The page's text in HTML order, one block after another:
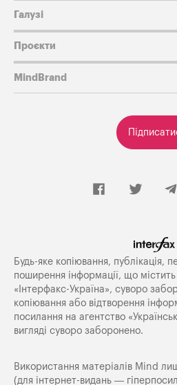
Галузі
Проєкти
MindBrand
Будь-яке копiювання, публiкацiя,
поширення iнформацiї, що мiстить
«Iнтерфакс-Україна», суворо
копіювання або відтворення
посилання на агентство
вигляді суворо заборонено.
Використання матеріалів Mind
(для інтернет-видань —